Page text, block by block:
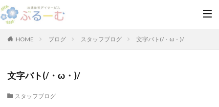
HOME ブログ スタッフブログ 文字バト(/・ω・)/
文字バト(/・ω・)/
スタッフブログ